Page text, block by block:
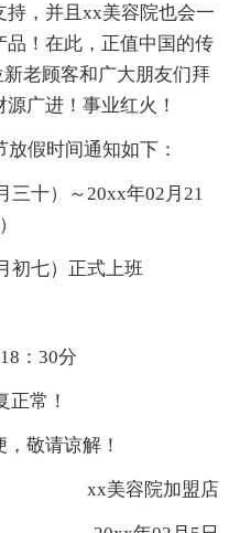
，并且xx美容院也会一
！在此，正值中国的传
老顾客和广大朋友们拜
广进！事业红火！
假时间通知如下：
十）～20xx年02月21
七）正式上班
：30分
常！
敬请谅解！
xx美容院加盟店